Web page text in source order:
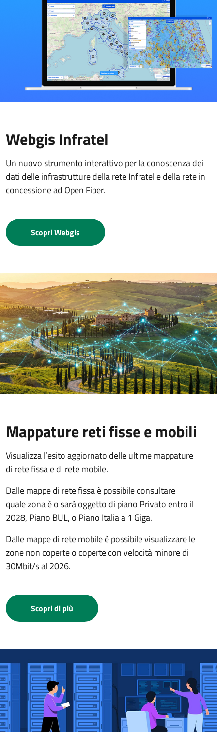
Webgis Infratel
Un nuovo strumento interattivo per la conoscenza dei
dati delle infrastrutture della rete Infratel e della rete in
concessione ad Open Fiber.
Scopri Webgis
Mappature reti fisse e mobili
Visualizza l’esito aggiornato delle ultime mappature
di rete fissa e di rete mobile.
Dalle mappe di rete fissa è possibile consultare
quale zona è o sarà oggetto di piano Privato entro il
2028, Piano BUL, o Piano Italia a 1 Giga.
Dalle mappe di rete mobile è possibile visualizzare le
zone non coperte o coperte con velocità minore di
30Mbit/s al 2026.
Scopri di più